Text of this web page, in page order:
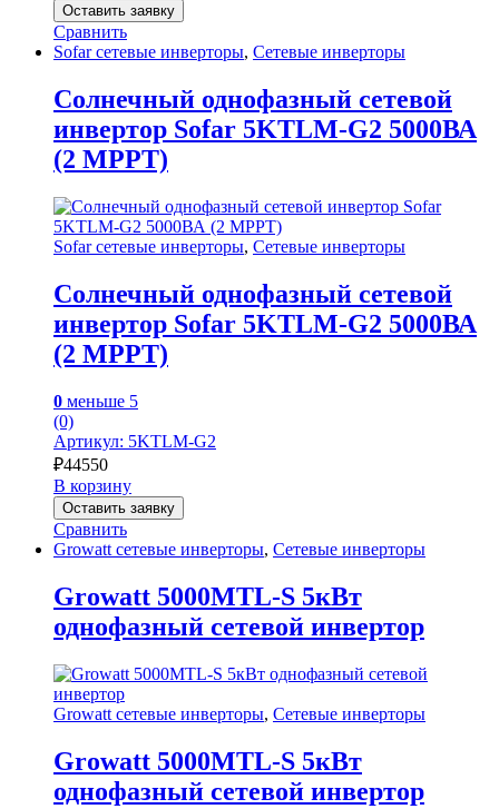
Оставить заявку
Сравнить
Sofar сетевые инверторы, Сетевые инверторы
Солнечный однофазный сетевой
инвертор Sofar 5KTLM-G2 5000ВА
(2 MPPT)
Sofar сетевые инверторы, Сетевые инверторы
Солнечный однофазный сетевой
инвертор Sofar 5KTLM-G2 5000ВА
(2 MPPT)
0 меньше 5
(0)
Артикул: 5KTLM-G2
₽44550
В корзину
Оставить заявку
Сравнить
Growatt сетевые инверторы, Сетевые инверторы
Growatt 5000MTL-S 5кВт
однофазный сетевой инвертор
Growatt сетевые инверторы, Сетевые инверторы
Growatt 5000MTL-S 5кВт
однофазный сетевой инвертор